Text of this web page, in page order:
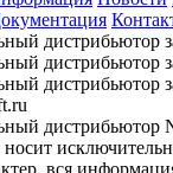
диcтрибьютор
вся